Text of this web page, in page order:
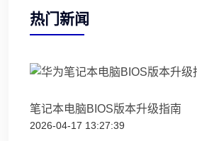
热门新闻
笔记本电脑BIOS版本升级指南
2026-04-17 13:27:39